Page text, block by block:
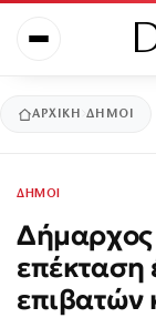
ΑΡΧΙΚΉ ΔΗΜΟΙ
ΔΗΜΟΙ
Δήμαρχος
επέκταση
επιβατών